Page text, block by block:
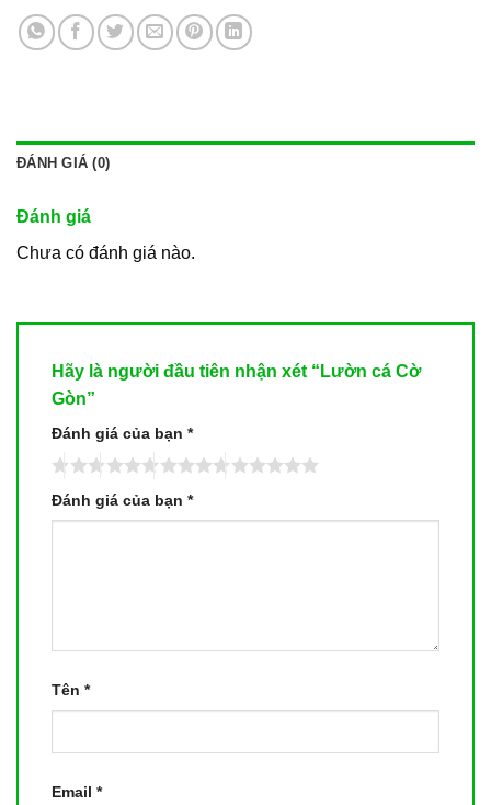
ĐÁNH GIÁ (0)
Đánh giá
Chưa có đánh giá nào.
Hãy là người đầu tiên nhận xét “Lườn cá Cờ
Gòn”
Đánh giá của bạn *
Đánh giá của bạn *
Tên *
Email *